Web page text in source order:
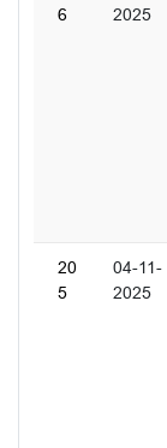
6
2025
20
5
04-11-
2025